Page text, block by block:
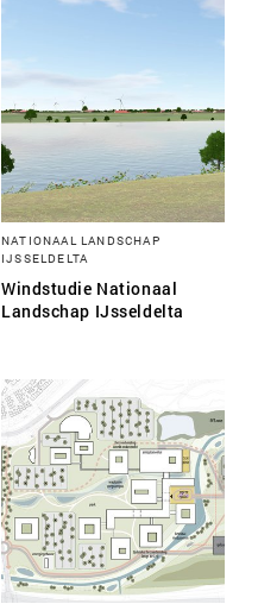
NATIONAAL LANDSCHAP
IJSSELDELTA
Windstudie Nationaal
Landschap IJsseldelta